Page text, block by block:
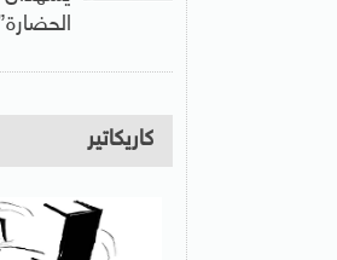
الحضارة”
كاريكاتير